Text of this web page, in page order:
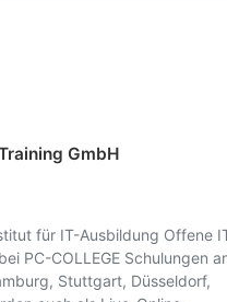
GmbH
für IT-Ausbildung Offene
PC-COLLEGE Schulungen
Stuttgart, Düsseldorf,